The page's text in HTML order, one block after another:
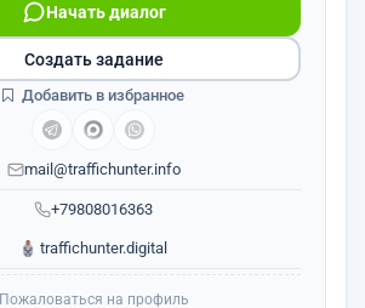
+79808016363
Начать диалог
mail@traffichunter.info
traffichunter.digital
Создать задание
Добавить в избранное
Пожаловаться на профиль